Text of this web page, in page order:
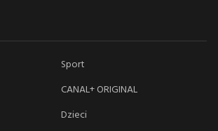
Sport
CANAL+ ORIGINAL
Dzieci